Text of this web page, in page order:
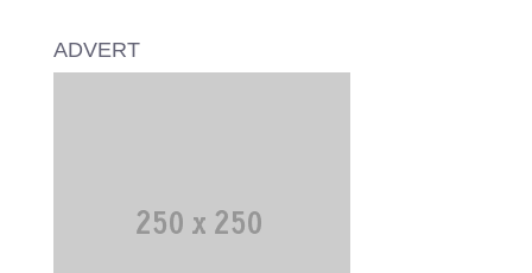
ADVERT